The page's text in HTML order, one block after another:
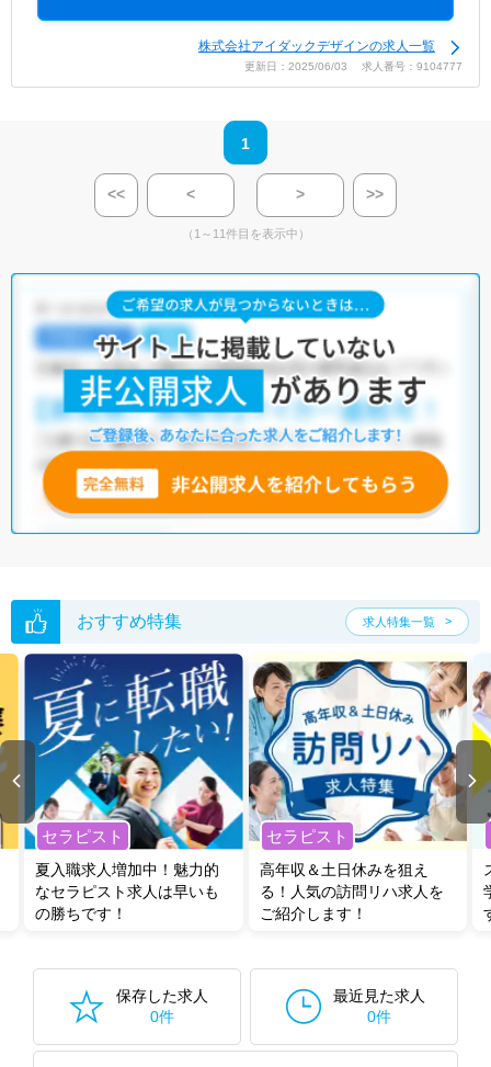
株式会社アイダックデザインの求人一覧
更新日：2025/06/03 求人番号：9104777
1
<< < > >>
（1～11件目を表示中）
おすすめ特集 求人特集一覧
セラピスト
夏入職求人増加中！魅力的
なセラピスト求人は早いも
の勝ちです！
セラピスト
高年収＆土日休みを狙え
る！人気の訪問リハ求人を
ご紹介します！
保存した求人
0件
最近見た求人
0件